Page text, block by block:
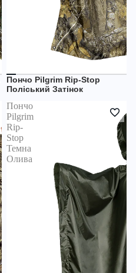
НЕМАЄ В НАЯВНОСТІ
OUTLET
Пончо Pilgrim Rip-Stop
Поліський Затінок
Пончо
Pilgrim
Rip-
Stop
Темна
Олива